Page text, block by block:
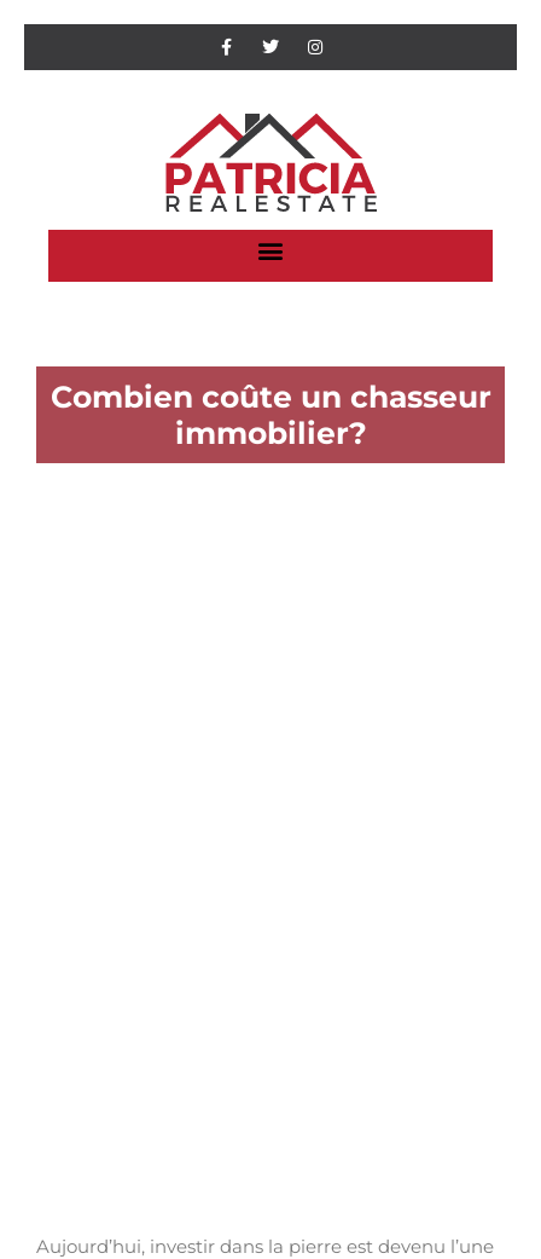
Combien coûte un chasseur
immobilier?
Aujourd’hui, investir dans la pierre est devenu l’une